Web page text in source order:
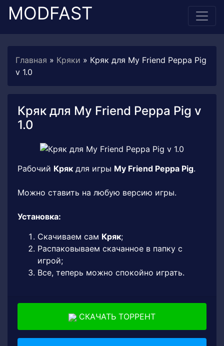
MODFAST
Главная » Кряки » Кряк для My Friend Peppa Pig
v 1.0
Кряк для My Friend Peppa Pig v
1.0
Рабочий Кряк для игры My Friend Peppa Pig.
Можно ставить на любую версию игры.
Установка:
Скачиваем сам Кряк;
Распаковываем скачанное в папку с
игрой;
Все, теперь можно спокойно играть.
СКАЧАТЬ ТОРРЕНТ